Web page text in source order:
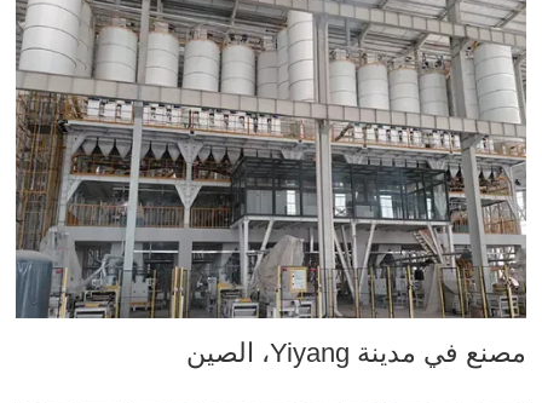
مصنع في مدينة Yiyang، الصين